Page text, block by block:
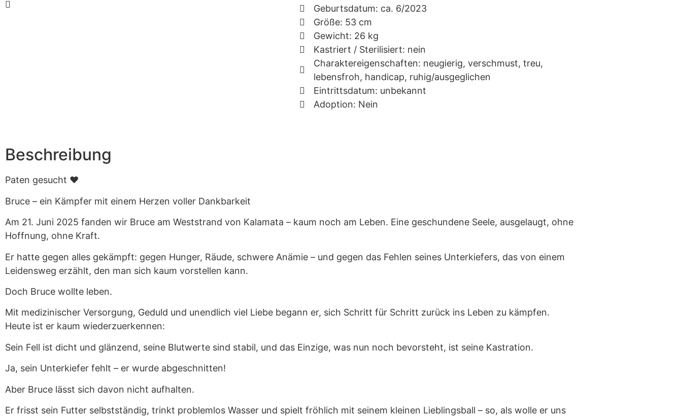
Geburtsdatum: ca. 6/2023
Größe: 53 cm
Gewicht: 26 kg
Kastriert / Sterilisiert: nein
Charaktereigenschaften: neugierig, verschmust, treu,
lebensfroh, handicap, ruhig/ausgeglichen
Eintrittsdatum: unbekannt
Adoption: Nein
Beschreibung
Paten gesucht ❤
Bruce – ein Kämpfer mit einem Herzen voller Dankbarkeit
Am 21. Juni 2025 fanden wir Bruce am Weststrand von Kalamata – kaum noch am Leben. Eine geschundene Seele, ausgelaugt, ohne
Hoffnung, ohne Kraft.
Er hatte gegen alles gekämpft: gegen Hunger, Räude, schwere Anämie – und gegen das Fehlen seines Unterkiefers, das von einem
Leidensweg erzählt, den man sich kaum vorstellen kann.
Doch Bruce wollte leben.
Mit medizinischer Versorgung, Geduld und unendlich viel Liebe begann er, sich Schritt für Schritt zurück ins Leben zu kämpfen.
Heute ist er kaum wiederzuerkennen:
Sein Fell ist dicht und glänzend, seine Blutwerte sind stabil, und das Einzige, was nun noch bevorsteht, ist seine Kastration.
Ja, sein Unterkiefer fehlt – er wurde abgeschnitten!
Aber Bruce lässt sich davon nicht aufhalten.
Er frisst sein Futter selbstständig, trinkt problemlos Wasser und spielt fröhlich mit seinem kleinen Lieblingsball – so, als wolle er uns